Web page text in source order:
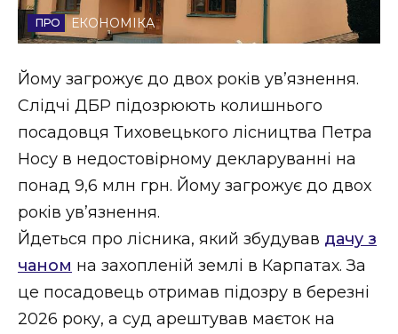
Втрачений Ужгород
ЗАКАРПАТСЬКІ НОВИНИ
НОВИНИ ЗАХІДНОЇ УКРАЇНИ
ФОТО
ЕКОНОМІКА
Йому загрожує до двох років ув’язнення.
Слідчі ДБР підозрюють колишнього
посадовця Тиховецького лісництва Петра
Носу в недостовірному декларуванні на
понад 9,6 млн грн. Йому загрожує до двох
років ув’язнення.
Йдеться про лісника, який збудував дачу з
чаном на захопленій землі в Карпатах. За
це посадовець отримав підозру в березні
2026 року, а суд арештував маєток на